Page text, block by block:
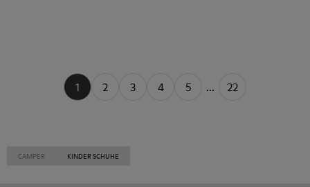
1 2 3 4 5 ... 22
CAMPER KINDER SCHUHE